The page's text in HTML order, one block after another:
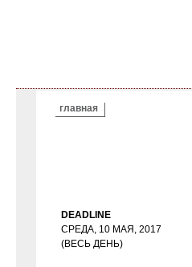
ВЫ ЗДЕСЬ
главная
DEADLINE
СРЕДА, 10 МАЯ, 2017
(ВЕСЬ ДЕНЬ)